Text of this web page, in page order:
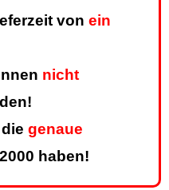
von ein
nicht
genaue
haben!